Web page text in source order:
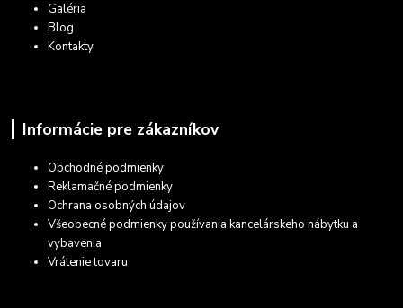
Galéria
Blog
Kontakty
Informácie pre zákazníkov
Obchodné podmienky
Reklamačné podmienky
Ochrana osobných údajov
Všeobecné podmienky používania kancelárskeho nábytku a
vybavenia
Vrátenie tovaru